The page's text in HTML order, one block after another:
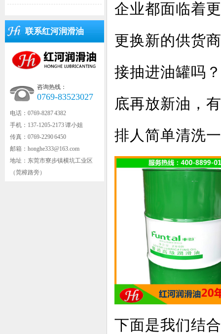
联系红河润滑油
咨询热线：
0769-83523027
电话：0769-8287 4382
手机：137-1205-2173 谭小姐
传真：0769-2290 6450
邮箱：honghe333@163.com
地址：东莞市寮步镇横坑工业区
（莞樟路旁）
企业都面临着
更换新的供货
接抽进油罐吗
底再放新油，
排人简单清洗
下面是我们结